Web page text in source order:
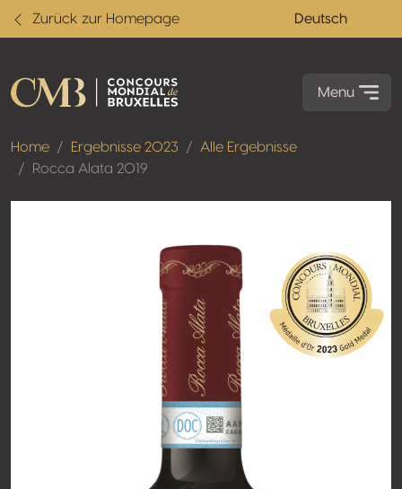
Zurück zur Homepage Deutsch
Menu
Home Ergebnisse 2023
Alle Ergebnisse
Rocca Alata 2019